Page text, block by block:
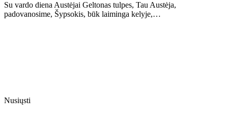
Su vardo diena Austėjai Geltonas tulpes, Tau Austėja,
padovanosime, Šypsokis, būk laiminga kelyje,…
Nusiųsti